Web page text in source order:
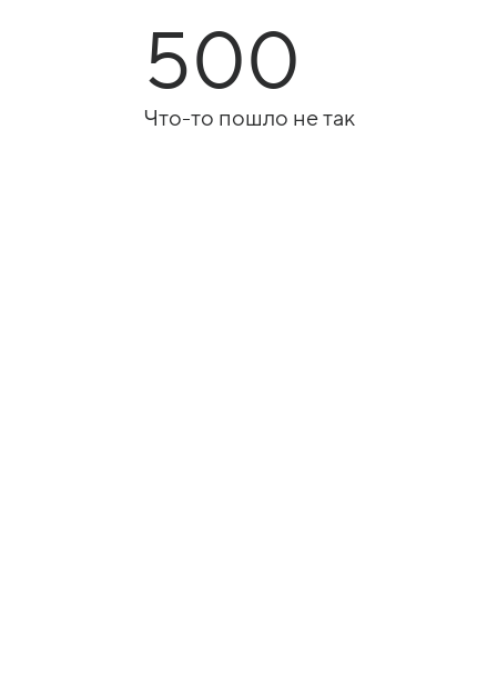
500
Что-то пошло не так